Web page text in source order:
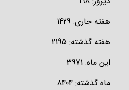
هفته جاری: 1429
هفته گذشته: 2195
این ماه: 3971
ماه گذشته: 8404